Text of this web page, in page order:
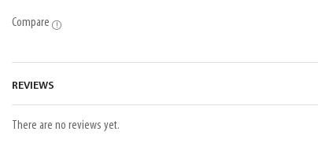
Compare
REVIEWS
There are no reviews yet.